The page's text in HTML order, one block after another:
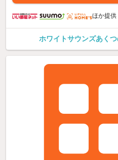
ほか提供
ホワイトサウンズあく